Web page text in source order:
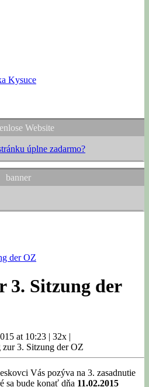
Kysuce
Website
banner
der OZ
3. Sitzung der
at 10:23 | 32x |
Vás pozýva na 3. zasadnutie
sa bude konať dňa 11.02.2015